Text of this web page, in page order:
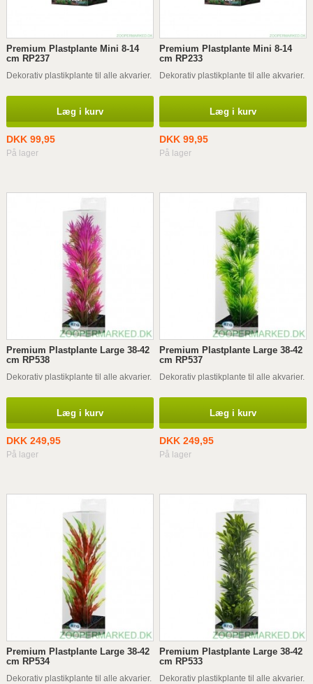
Premium Plastplante Mini 8-14
cm RP237
Dekorativ plastikplante til alle akvarier.
Læg i kurv
DKK 99,95
På lager
Premium Plastplante Mini 8-14
cm RP233
Dekorativ plastikplante til alle akvarier.
Læg i kurv
DKK 99,95
På lager
Premium Plastplante Large 38-42
cm RP538
Dekorativ plastikplante til alle akvarier.
Læg i kurv
DKK 249,95
På lager
Premium Plastplante Large 38-42
cm RP537
Dekorativ plastikplante til alle akvarier.
Læg i kurv
DKK 249,95
På lager
Premium Plastplante Large 38-42
cm RP534
Dekorativ plastikplante til alle akvarier.
Premium Plastplante Large 38-42
cm RP533
Dekorativ plastikplante til alle akvarier.